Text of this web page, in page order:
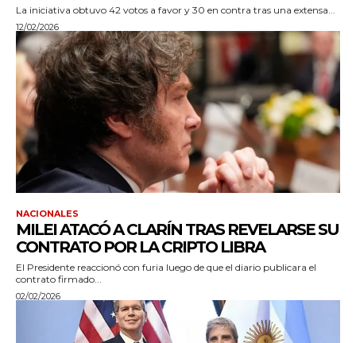
La iniciativa obtuvo 42 votos a favor y 30 en contra tras una extensa...
12/02/2026
NACIONALES
MILEI ATACÓ A CLARÍN TRAS REVELARSE SU
CONTRATO POR LA CRIPTO LIBRA
El Presidente reaccionó con furia luego de que el diario publicara el
contrato firmado...
02/02/2026